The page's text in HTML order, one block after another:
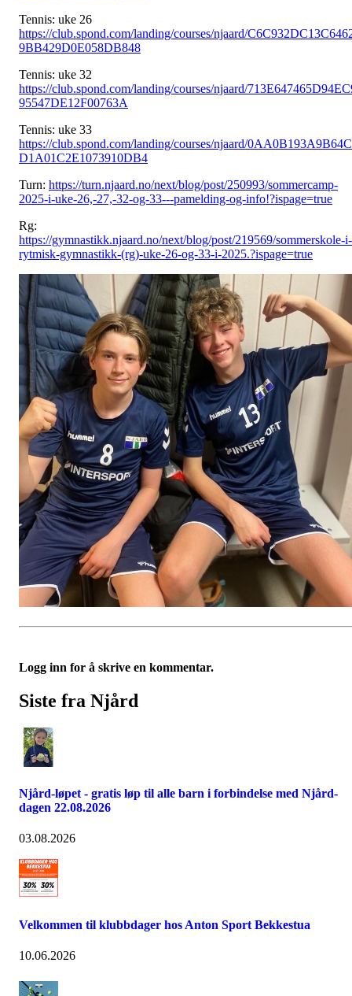
Tennis: uke 26
https://club.spond.com/landing/courses/njaard/
9BB429D0E058DB848
Tennis: uke 32
https://club.spond.com/landing/courses/njaard/
95547DE12F00763A
Tennis: uke 33
https://club.spond.com/landing/courses/njaard/0AA0B193A9B64C
D1A01C2E1073910DB4
Turn: https://turn.njaard.no/next/blog/post/250993/sommercamp-
2025-i-uke-26,-27,-32-og-33---pamelding-og-info!?ispage=true
Rg:
https://gymnastikk.njaard.no/next/blog/post/219569/sommerskole-i-
rytmisk-gymnastikk-(rg)-uke-26-og-33-i-2025.?ispage=true
Logg inn for å skrive en kommentar.
Siste fra Njård
Njård-løpet - gratis løp til alle barn i forbindelse med Njård-
dagen 22.08.2026
03.08.2026
Velkommen til klubbdager hos Anton Sport Bekkestua
10.06.2026